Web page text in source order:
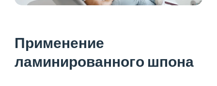
Применение
ламинированного шпона